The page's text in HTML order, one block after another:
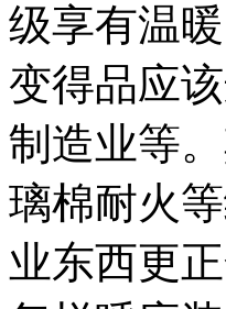
级享有温
变得品应
制造业等
璃棉耐火
业东西更